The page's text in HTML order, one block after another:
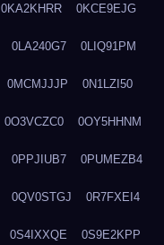
0KA2KHRR 0KCE9EJG
0LA240G7 0LIQ91PM
0MCMJJJP 0N1LZI50
0O3VCZC0 0OY5HHNM
0PPJIUB7 0PUMEZB4
0QV0STGJ 0R7FXEI4
0S4IXXQE 0S9E2KPP